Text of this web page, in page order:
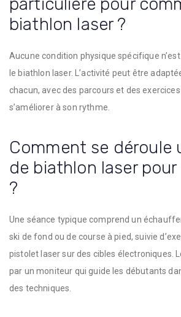
biathlon laser ?
Aucune condition physique spécifique
le biathlon laser. L’activité peut être
chacun, avec des parcours et des
s’améliorer à son rythme.
Comment se déroule
de biathlon laser
?
Une séance typique comprend un
ski de fond ou de course à pied, suivie
pistolet laser sur des cibles électroniques.
par un moniteur qui guide les débutants
des techniques.